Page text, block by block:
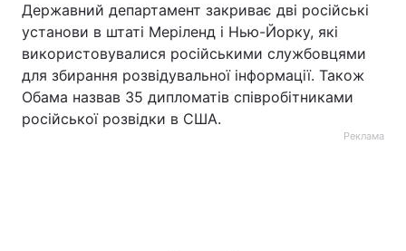
Державний департамент закриває дві російські
установи в штаті Меріленд і Нью-Йорку, які
використовувалися російськими службовцями
для збирання розвідувальної інформації. Також
Обама назвав 35 дипломатів співробітниками
російської розвідки в США.
Реклама